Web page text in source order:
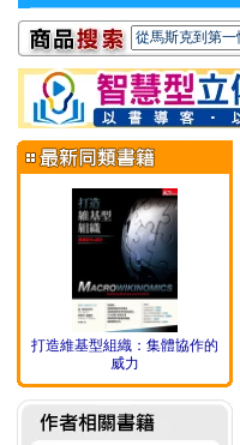
打造維基型組織：集體協作的
威力